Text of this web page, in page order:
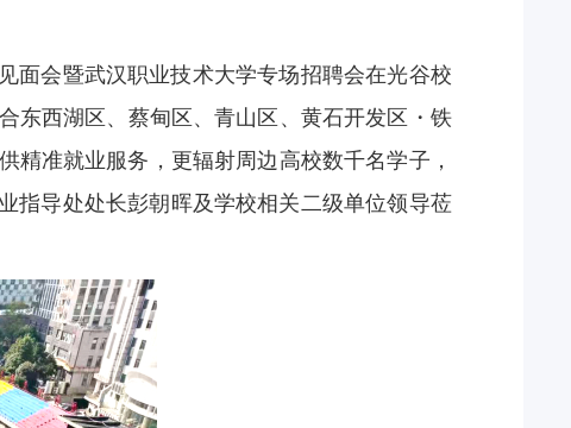
面会暨武汉职业技术大学专场招聘会在光谷校
东西湖区、蔡甸区、青山区、黄石开发区・铁
精准就业服务，更辐射周边高校数千名学子，
指导处处长彭朝晖及学校相关二级单位领导莅